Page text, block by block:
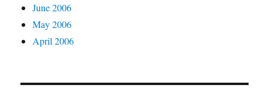
June 2006
May 2006
April 2006